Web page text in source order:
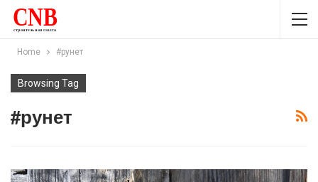
Home #рунет
Browsing Tag
#рунет